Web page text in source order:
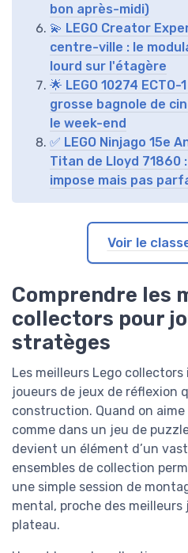
bon après-midi)
💫 LEGO Creator
centre-ville : le
lourd sur l'étagère
🌟 LEGO 10274
grosse bagnole de
le week-end
✅ LEGO Ninjago 15e
Titan de Lloyd 71860
impose mais pas
Voir le
Comprendre les
collectors pour
stratèges
Les meilleurs Lego
joueurs de jeux de réflexion
construction. Quand on
comme dans un jeu de
devient un élément d’un
ensembles de collection
une simple session de
mental, proche des
plateau.